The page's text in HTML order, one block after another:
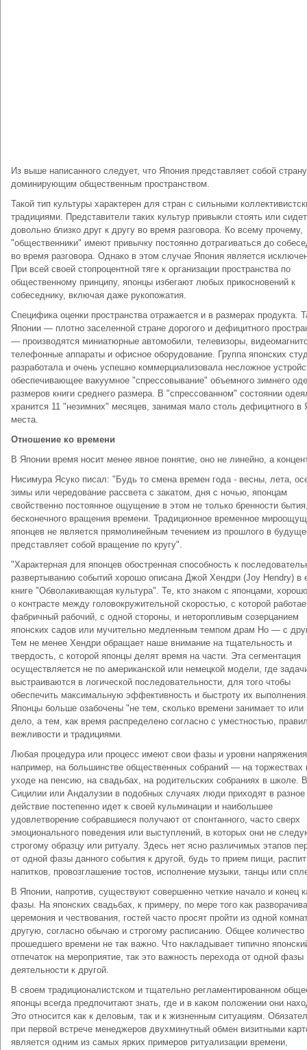
Из выше написанного следует, что Япония представляет собой
доминирующим общественным пространством.
Такой тип культуры характерен для стран с сильными
традициями. Представители таких культур привыкли стоять или
довольно близко друг к другу во время разговора. Ко всему прочему,
"общественники" имеют привычку постоянно дотрагиваться до
во время разговора. Однако в этом случае Япония является
При всей своей стопроцентной тяге к организации пространства по
общественному принципу, японцы избегают любых прикосновений к
собеседнику, включая даже рукопожатия.
Специфика оценки пространства отражается и в размерах продукта.
Японии — плотно заселенной стране дорогого и дефицитного
— производятся миниатюрные автомобили, телевизоры,
телефонные аппараты и офисное оборудование. Группа японских
разработала и очень успешно коммерциализовала несложное
обеспечивающее вакуумное "спрессовывание" объемного зимнего
размеров книги среднего размера. В "спрессованном" состоянии
хранится 11 "незимних" месяцев, занимая мало столь дефицитного в
места.
Отношение ко времени
В Японии время носит менее явное понятие, оно не линейно, а
Нисимура Ясуко писал: "Будь то смена времен года - весны, лета,
зимы или чередование рассвета с закатом, дня с ночью, японцам
свойственно постоянное ощущение в этом не только бренности
бесконечного вращения времени. Традиционное временное
японцев не является прямолинейным течением из прошлого в
представляет собой вращение по кругу".
"Характерная для японцев обостренная способность к
развертыванию событий хорошо описана Джой Хендри (Joy Hendry) в
книге "Обволакивающая культура". Те, кто знаком с японцами,
о контрасте между головокружительной скоростью, с которой
фабричный рабочий, с одной стороны, и неторопливым созерцанием
японских садов или мучительно медленным темпом драм Но — с
Тем не менее Хендри обращает наше внимание на тщательность и
твердость, с которой японцы делят время на части. Эта сегментация
осуществляется не по американской или немецкой модели, где
выстраиваются в логической последовательности, для того чтобы
обеспечить максимальную эффективность и быстроту их
Японцы больше озабочены "не тем, сколько времени занимает то или
дело, а тем, как время распределено согласно с уместностью,
вежливости и традициями.
Любая процедура или процесс имеют свои фазы и уровни
например, на большинстве общественных собраний — на торжествах
уходе на пенсию, на свадьбах, на родительских собраниях в школе. В
Сицилии или Андалузии в подобных случаях люди приходят в
действие постепенно идет к своей кульминации и наибольшее
удовлетворение собравшиеся получают от спонтанного, часто сверх
эмоционального поведения или выступлений, в которых они не
строгому образцу или ритуалу. Здесь нет ясно различимых этапов
от одной фазы данного события к другой, будь то прием пищи,
напитков, провозглашение тостов, исполнение музыки, танцы или
В Японии, напротив, существуют совершенно четкие начало и конец
фазы. На японских свадьбах, к примеру, по мере того как
церемония и чествования, гостей часто просят пройти из одной
другую, согласно обычаю и строгому расписанию. Общее количество
прошедшего времени не так важно. Что накладывает типично
отпечаток на мероприятие, так это важность перехода от одной фазы
деятельности к другой.
В своем традиционалистском и тщательно регламентированном
японцы всегда предпочитают знать, где и в каком положении они
Это относится как к деловым, так и к жизненным ситуациям.
при первой встрече менеджеров двухминутный обмен визитными
является одним из самых ярких примеров ритуализации времени,